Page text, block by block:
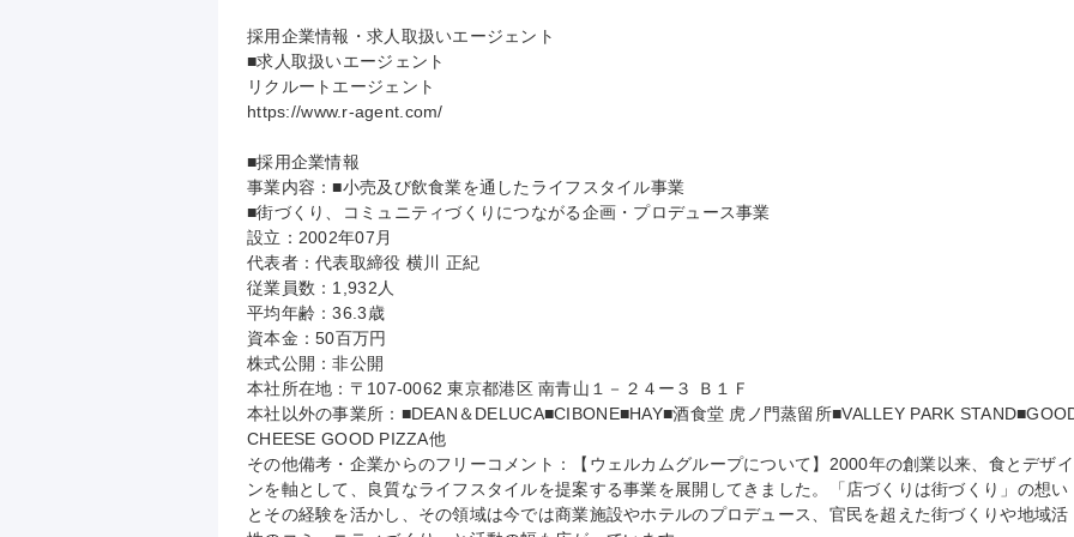
採用企業情報・求人取扱いエージェント
■求人取扱いエージェント
リクルートエージェント
https://www.r-agent.com/
■採用企業情報
事業内容：■小売及び飲食業を通したライフスタイル事業
■街づくり、コミュニティづくりにつながる企画・プロデュース事業
設立：2002年07月
代表者：代表取締役 横川 正紀
従業員数：1,932人
平均年齢：36.3歳
資本金：50百万円
株式公開：非公開
本社所在地：〒107-0062 東京都港区 南青山１－２４ー３ Ｂ１Ｆ
本社以外の事業所：■DEAN＆DELUCA■CIBONE■HAY■酒食堂 虎ノ門蒸留所■VALLEY PARK
CHEESE GOOD PIZZA他
その他備考・企業からのフリーコメント：【ウェルカムグループについて】2000年の創業以来、食とデザイ
ンを軸として、良質なライフスタイルを提案する事業を展開してきました。「店づくりは街づくり」の想い
とその経験を活かし、その領域は今では商業施設やホテルのプロデュース、官民を超えた街づくりや地域活